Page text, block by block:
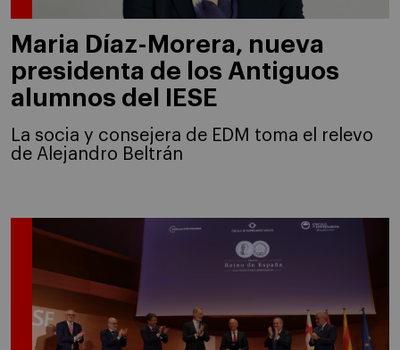
Maria Díaz-Morera, nueva
presidenta de los Antiguos
alumnos del IESE
La socia y consejera de EDM toma el relevo
de Alejandro Beltrán